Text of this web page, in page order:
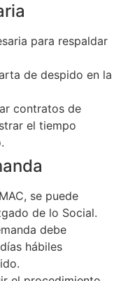
para respaldar
de despido en la
contratos de
el tiempo
se puede
de lo Social.
debe
hábiles